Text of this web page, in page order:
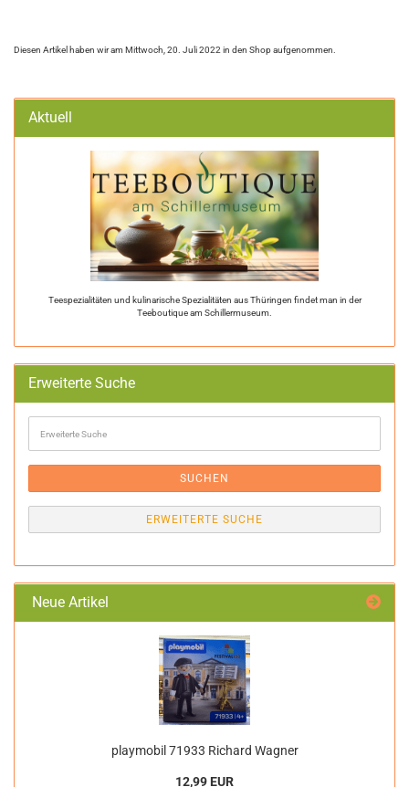
Diesen Artikel haben wir am Mittwoch, 20. Juli 2022 in den Shop aufgenommen.
Aktuell
Teespezialitäten und kulinarische Spezialitäten aus Thüringen findet man in der
Teeboutique am Schillermuseum.
Erweiterte Suche
Suche
SUCHEN
ERWEITERTE SUCHE
Neue Artikel
playmobil 71933 Richard Wagner
12,99 EUR